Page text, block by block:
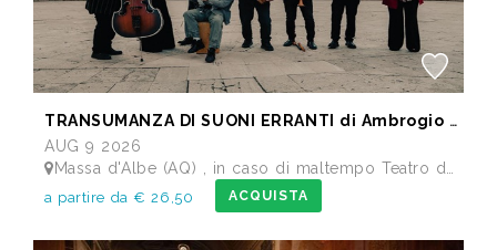
TRANSUMANZA DI SUONI ERRANTI di Ambrogio Sparagna
AUG 9 2026
Massa d'Albe (AQ) , in caso di maltempo Teatro dei Marsi Avezzano AQ - Anfiteatro Romano di Alba Fucens
a partire da € 26,50 ACQUISTA